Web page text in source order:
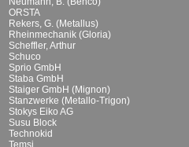
ORSTA
Rekers, G. (Metallus)
Rheinmechanik (Gloria)
Scheffler, Arthur
Schuco
Sprio GmbH
Staba GmbH
Staiger GmbH (Mignon)
Stanzwerke (Metallo-Trigon)
Stokys Eiko AG
Susu Block
Technokid
Temsi